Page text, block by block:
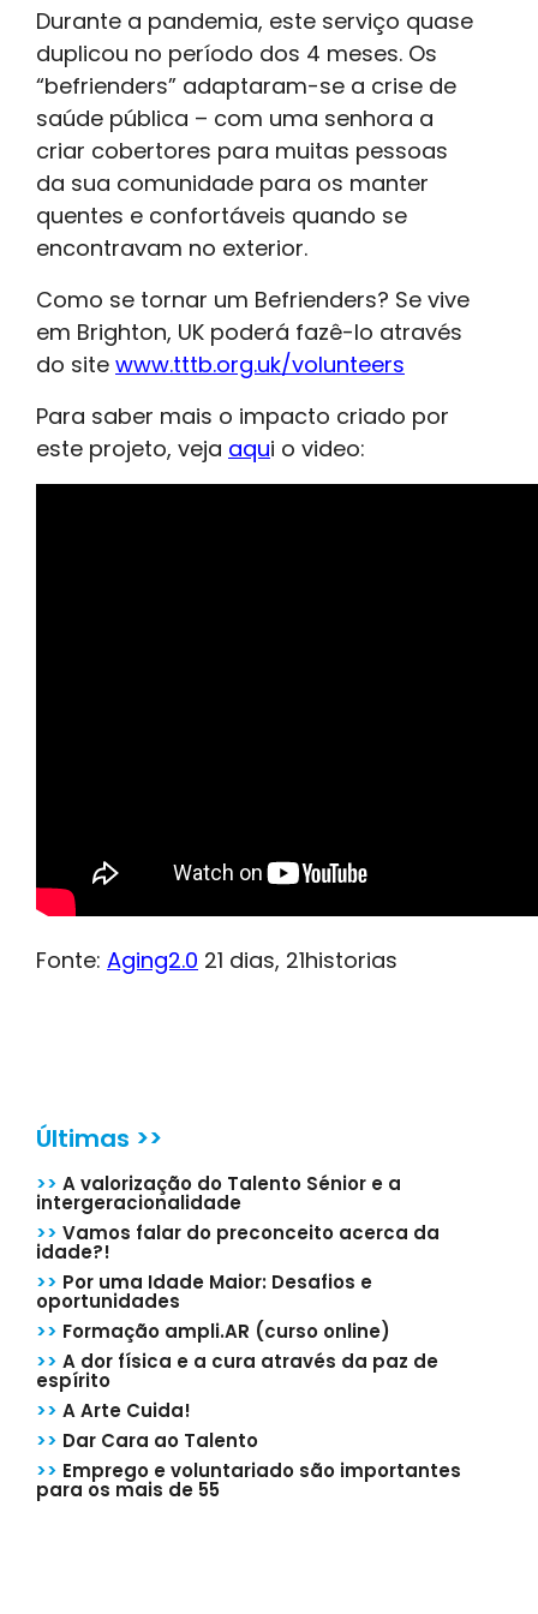
Durante a pandemia, este serviço quase
duplicou no período dos 4 meses. Os
“befrienders” adaptaram-se a crise de
saúde pública – com uma senhora a
criar cobertores para muitas pessoas
da sua comunidade para os manter
quentes e confortáveis quando se
encontravam no exterior.
Como se tornar um Befrienders? Se vive
em Brighton, UK poderá fazê-lo através
do site www.tttb.org.uk/volunteers
Para saber mais o impacto criado por
este projeto, veja aqui o video:
Fonte: Aging2.0 21 dias, 21historias
Últimas >>
>> A valorização do Talento Sénior e a
intergeracionalidade
>> Vamos falar do preconceito acerca da
idade?!
>> Por uma Idade Maior: Desafios e
oportunidades
>> Formação ampli.AR (curso online)
>> A dor física e a cura através da paz de
espírito
>> A Arte Cuida!
>> Dar Cara ao Talento
>> Emprego e voluntariado são importantes
para os mais de 55